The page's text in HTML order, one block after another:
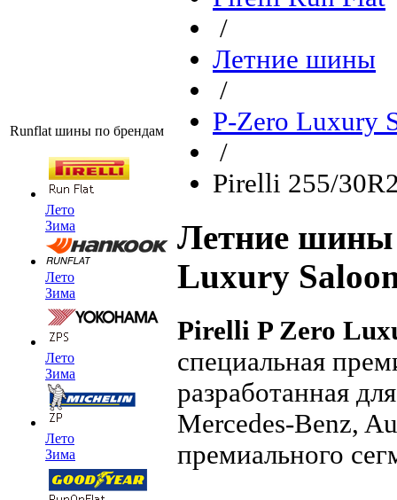
Runflat шины по брендам
Лето
Зима
Лето
Зима
Лето
Зима
Лето
Зима
/
Летние шины
/
P-Zero Luxury
/
Pirelli 255/
Летние шины
Luxury
Pirelli P Zero
специальная
разработанная
Mercedes-Benz,
премиального